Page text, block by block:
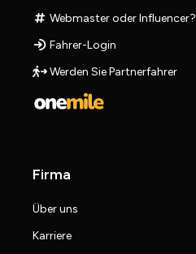
Webmaster oder Influencer?
Fahrer-Login
Werden Sie Partnerfahrer
Firma
Über uns
Karriere